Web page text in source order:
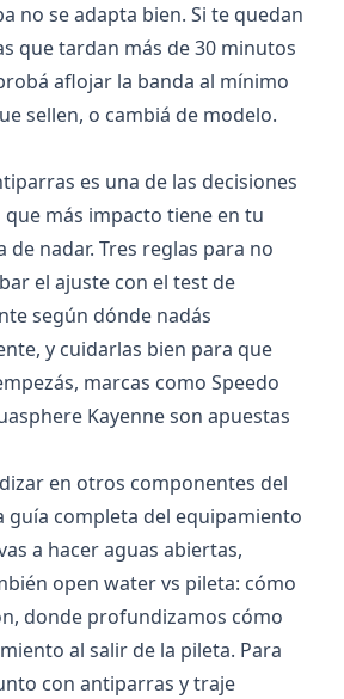
no se adapta bien. Si te quedan
que tardan más de 30 minutos
aflojar la banda al mínimo
sellen, o cambiá de modelo.
es una de las decisiones
más impacto tiene en tu
de nadar. Tres reglas para no
el ajuste con el test de
según dónde nadás
y cuidarlas bien para que
marcas como Speedo
Kayenne son apuestas
en otros componentes del
guía completa del equipamiento
a hacer aguas abiertas,
open water vs pileta: cómo
, donde profundizamos cómo
al salir de la pileta. Para
con antiparras y traje